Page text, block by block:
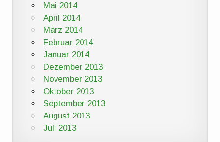
Mai 2014
April 2014
März 2014
Februar 2014
Januar 2014
Dezember 2013
November 2013
Oktober 2013
September 2013
August 2013
Juli 2013